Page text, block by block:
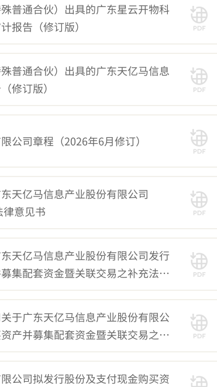
普通合伙）出具的广东星云开物科
报告（修订版）
普通合伙）出具的广东天亿马信息
修订版）
公司章程（2026年6月修订）
天亿马信息产业股份有限公司
意见书
天亿马信息产业股份有限公司发行
集配套资金暨关联交易之补充法律
于广东天亿马信息产业股份有限公
产并募集配套资金暨关联交易之独
公司拟发行股份及支付现金购买资